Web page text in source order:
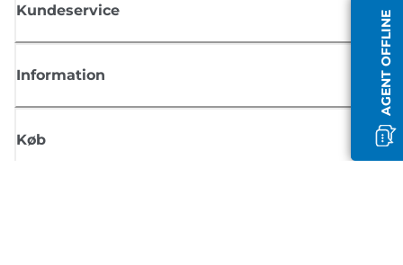
AGENT OFFLINE
Kundeservice
Information
Køb